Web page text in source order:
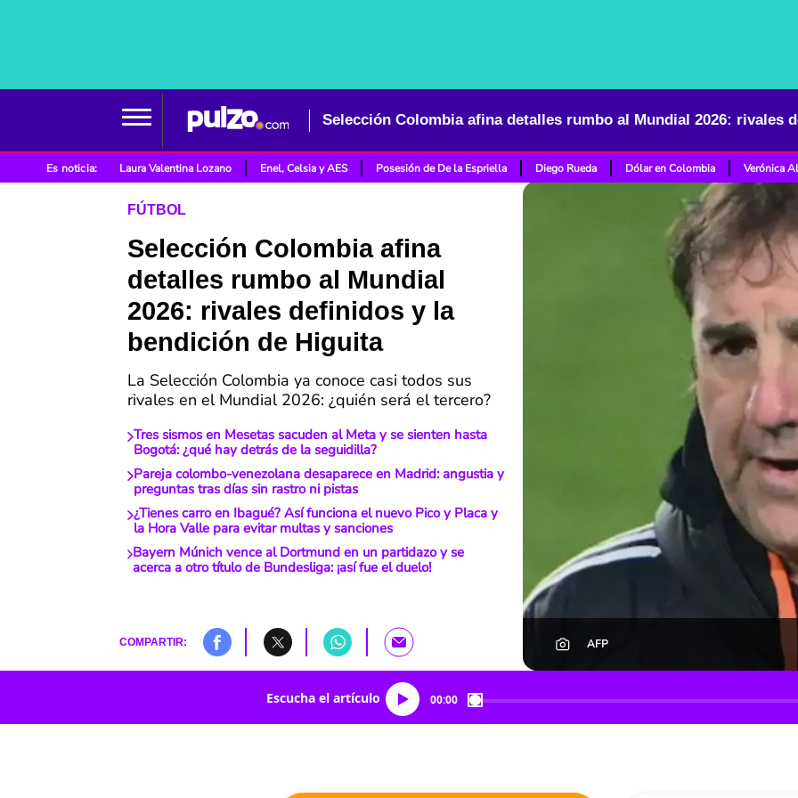
Es noticia: Laura Valentina Lozano Enel, Celsia y AES Posesión de De la Espriella Diego Rueda Dólar en Colombia Verónica
FÚTBOL
Selección Colombia afina
detalles rumbo al Mundial
2026: rivales definidos y la
bendición de Higuita
La Selección Colombia ya conoce casi todos sus
rivales en el Mundial 2026: ¿quién será el tercero?
Tres sismos en Mesetas sacuden al Meta y se sienten hasta
Bogotá: ¿qué hay detrás de la seguidilla?
Pareja colombo-venezolana desaparece en Madrid: angustia y
preguntas tras días sin rastro ni pistas
¿Tienes carro en Ibagué? Así funciona el nuevo Pico y Placa y
la Hora Valle para evitar multas y sanciones
Bayern Múnich vence al Dortmund en un partidazo y se
acerca a otro título de Bundesliga: ¡así fue el duelo!
COMPARTIR: AFP
Escucha el artículo 00:00